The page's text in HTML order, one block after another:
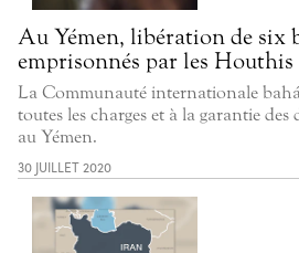
Au Yémen, libération de six
emprisonnés par les Houthis
La Communauté internationale
toutes les charges et à la garantie des
au Yémen.
30 JUILLET 2020